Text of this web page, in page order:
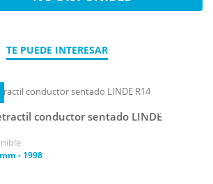
TE PUEDE INTERESAR
conductor sentado LINDE
- 1998